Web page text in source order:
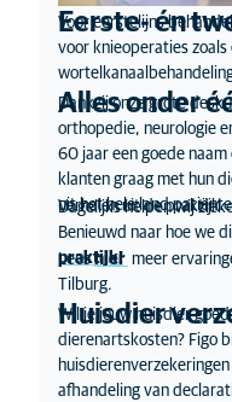
Eerste- én
Voor eerstelijns
voor knieoperaties zoals
Alles onder
Dankzij onze grote
orthopedie, neurologie
60 jaar een goede
klanten graag met hun
uit het hele land
Verhalen uit de praktijk
Dagelijks helpen wij
Benieuwd naar hoe we
praktijk!
Leeshier meer
Tilburg.
Huisdier
Wil je jouw huisdier
dierenartskosten? Figo
afhandeling van